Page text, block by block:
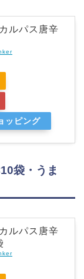
ルパス唐辛
ッピング
袋・うま
ルパス唐辛